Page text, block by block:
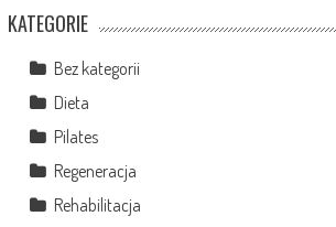
KATEGORIE
Bez kategorii
Dieta
Pilates
Regeneracja
Rehabilitacja